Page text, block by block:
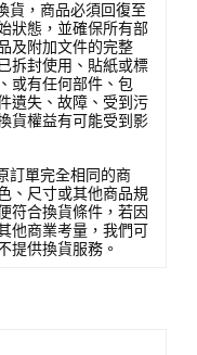
貨，商品必須回復至
狀態，並確保所有部
及附加文件的完整
拆封使用、貼紙或標
或有任何部件、包
遺失、故障、受到污
貨權益有可能受到影
訂單完全相同的商
、尺寸或其他商品規
符合換貨條件，若因
他商業考量，我們可
提供換貨服務。